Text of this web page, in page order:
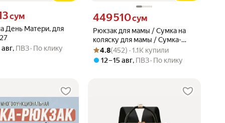
День Матери, для
сум вместо
сум
авг, ПВЗ По клику
Рюкзак для мамы / Сумка на
коляску для мамы / Сумка-
рюкзак универсальный
женский, темно-серый
Цена 449510 сум вместо
449 510сум
Рейтинг товара: 4.8 из 5
Оценок: (452) · 1.1K купили
4.8(452) · 1.1K купили
12 – 15 авг, ПВЗ По клику